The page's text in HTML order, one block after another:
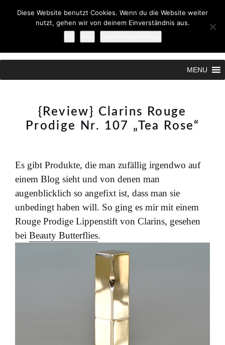
MENU
{Review} Clarins Rouge
Prodige Nr. 107 „Tea Rose“
Es gibt Produkte, die man zufällig irgendwo auf
einem Blog sieht und von denen man
augenblicklich so angefixt ist, dass man sie
unbedingt haben will. So ging es mir mit einem
Rouge Prodige Lippenstift von Clarins, gesehen
bei Beauty Butterflies.
Diese Website benutzt Cookies. Wenn du die Website weiter
nutzt, gehen wir von deinem Einverständnis aus.